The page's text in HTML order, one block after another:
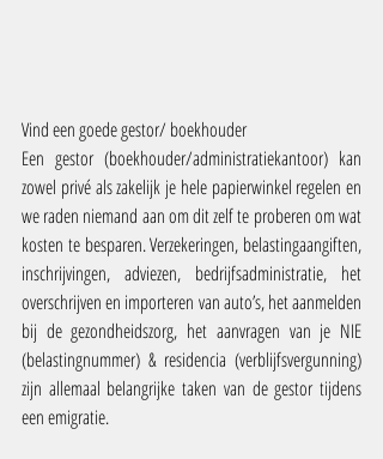
Vind een goede gestor/ boekhouder
Een gestor (boekhouder/administratiekantoor) kan
zowel privé als zakelijk je hele papierwinkel regelen en
we raden niemand aan om dit zelf te proberen om wat
kosten te besparen. Verzekeringen, belastingaangiften,
inschrijvingen, adviezen, bedrijfsadministratie, het
overschrijven en importeren van auto’s, het aanmelden
bij de gezondheidszorg, het aanvragen van je NIE
(belastingnummer) & residencia (verblijfsvergunning)
zijn allemaal belangrijke taken van de gestor tijdens
een emigratie.